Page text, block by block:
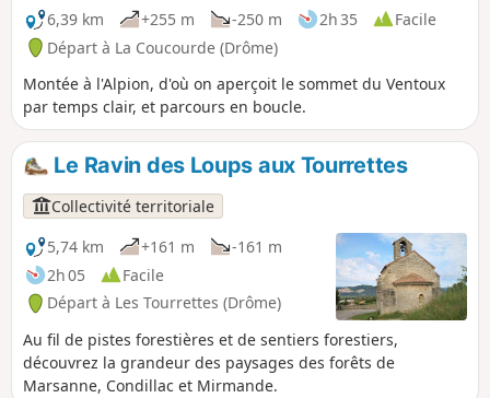
6,39 km
+255 m -250 m 2h 35
Facile
Départ à La Coucourde (Drôme)
Montée à l'Alpion, d'où on aperçoit le sommet du Ventoux
par temps clair, et parcours en boucle.
Le Ravin des Loups aux Tourrettes
Collectivité territoriale
5,74 km
+161 m
-161 m
2h 05
Facile
Départ à Les Tourrettes (Drôme)
Au fil de pistes forestières et de sentiers forestiers,
découvrez la grandeur des paysages des forêts de
Marsanne, Condillac et Mirmande.